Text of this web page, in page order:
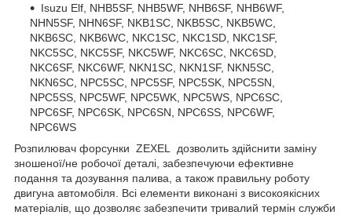
Isuzu Elf, NHB5SF, NHB5WF, NHB6SF, NHB6WF,
NHN5SF, NHN6SF, NKB1SC, NKB5SC, NKB5WC,
NKB6SC, NKB6WC, NKC1SC, NKC1SD, NKC1SF,
NKC5SC, NKC5SF, NKC5WF, NKC6SC, NKC6SD,
NKC6SF, NKC6WF, NKN1SC, NKN1SF, NKN5SC,
NKN6SC, NPC5SC, NPC5SF, NPC5SK, NPC5SN,
NPC5SS, NPC5WF, NPC5WK, NPC5WS, NPC6SC,
NPC6SF, NPC6SK, NPC6SN, NPC6SS, NPC6WF,
NPC6WS
Розпилювач форсунки ZEXEL дозволить здійснити заміну
зношеної/не робочої деталі, забезпечуючи ефективне
подання та дозування палива, а також правильну роботу
двигуна автомобіля. Всі елементи виконані з високоякісних
матеріалів, що дозволяє забезпечити тривалий термін служби